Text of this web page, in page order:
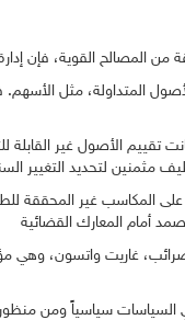
المتداولة، مثل الأسهم.
تقييم الأصول غير
المكاسب غير المحققة
غاريت واتسون، وهي